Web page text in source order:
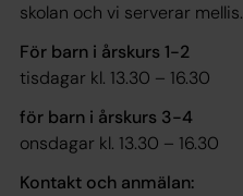
skolan och vi serverar mellis.
För barn i årskurs 1-2
tisdagar kl. 13.30 – 16.30
för barn i årskurs 3-4
onsdagar kl. 13.30 – 16.30
Kontakt och anmälan: